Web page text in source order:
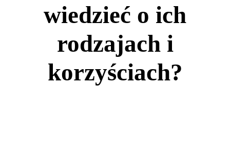
wiedzieć o ich
rodzajach i
korzyściach?